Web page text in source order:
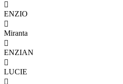

ENZIO

Miranta

ENZIAN

LUCIE
